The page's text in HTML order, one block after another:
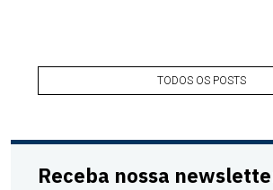
TODOS OS POSTS
Receba nossa